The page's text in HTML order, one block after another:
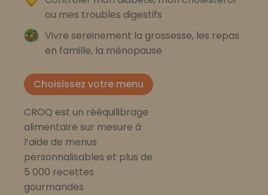
ou mes troubles digestifs
Vivre sereinement la grossesse, les repas
en famille, la ménopause
Choisissez votre menu
CROQ est un rééquilibrage
alimentaire sur mesure à
l’aide de menus
personnalisables et plus de
5 000 recettes
gourmandes